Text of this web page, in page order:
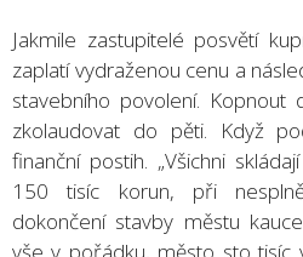
Jakmile zastupitelé posvětí
zaplatí vydraženou cenu a
stavebního povolení.
zkolaudovat do pěti. Když
finanční postih. „Všichni
150 tisíc korun, při
dokončení stavby městu
vše v pořádku, město sto tisíc